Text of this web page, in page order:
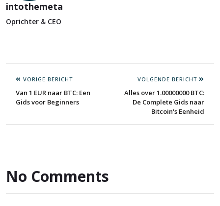
intothemeta
Oprichter & CEO
VORIGE BERICHT
Van 1 EUR naar BTC: Een
Gids voor Beginners
VOLGENDE BERICHT
Alles over 1.00000000 BTC:
De Complete Gids naar
Bitcoin's Eenheid
No Comments